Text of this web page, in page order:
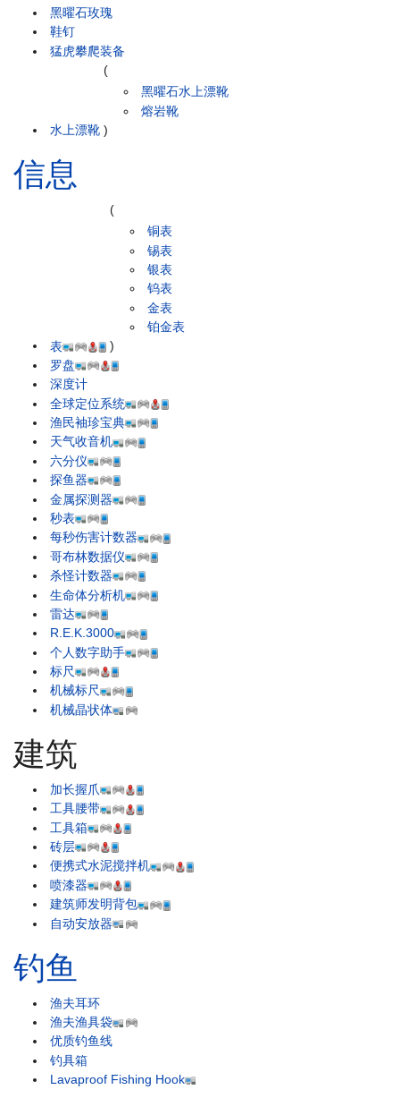
黑曜石玫瑰
鞋钉
猛虎攀爬装备
水上漂靴
(
黑曜石水上漂靴
熔岩靴
)
信息
表
(
铜表
锡表
银表
钨表
金表
铂金表
)
罗盘
深度计
全球定位系统
渔民袖珍宝典
天气收音机
六分仪
探鱼器
金属探测器
秒表
每秒伤害计数器
哥布林数据仪
杀怪计数器
生命体分析机
雷达
R.E.K.3000
个人数字助手
标尺
机械标尺
机械晶状体
建筑
加长握爪
工具腰带
工具箱
砖层
便携式水泥搅拌机
喷漆器
建筑师发明背包
自动安放器
钓鱼
渔夫耳环
渔夫渔具袋
优质钓鱼线
钓具箱
Lavaproof Fishing Hook